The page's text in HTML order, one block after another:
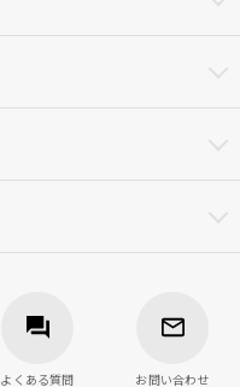
よくある質問 お問い合わせ